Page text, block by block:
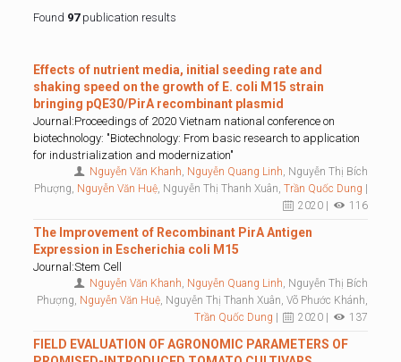
Found 97publication results
Effects of nutrient media, initial seeding rate and
shaking speed on the growth of E. coli M15 strain
bringing pQE30/PirA recombinant plasmid
Journal:Proceedings of 2020 Vietnam national conference on
biotechnology: "Biotechnology: From basic research to application
for industrialization and modernization"
Nguyễn Văn Khanh, Nguyễn Quang Linh, Nguyễn Thị Bích
Phượng, Nguyễn Văn Huệ, Nguyễn Thị Thanh Xuân,Trần Quốc Dung
2020 |
116
The Improvement of Recombinant PirA Antigen
Expression in Escherichia coli M15
Journal:Stem Cell
Nguyễn Văn Khanh, Nguyễn Quang Linh, Nguyễn Thị Bích
Phượng, Nguyễn Văn Huệ, Nguyễn Thị Thanh Xuân, Võ Phước Khánh,
Trần Quốc Dung
2020 | 137
FIELD EVALUATION OF AGRONOMIC PARAMETERS OF